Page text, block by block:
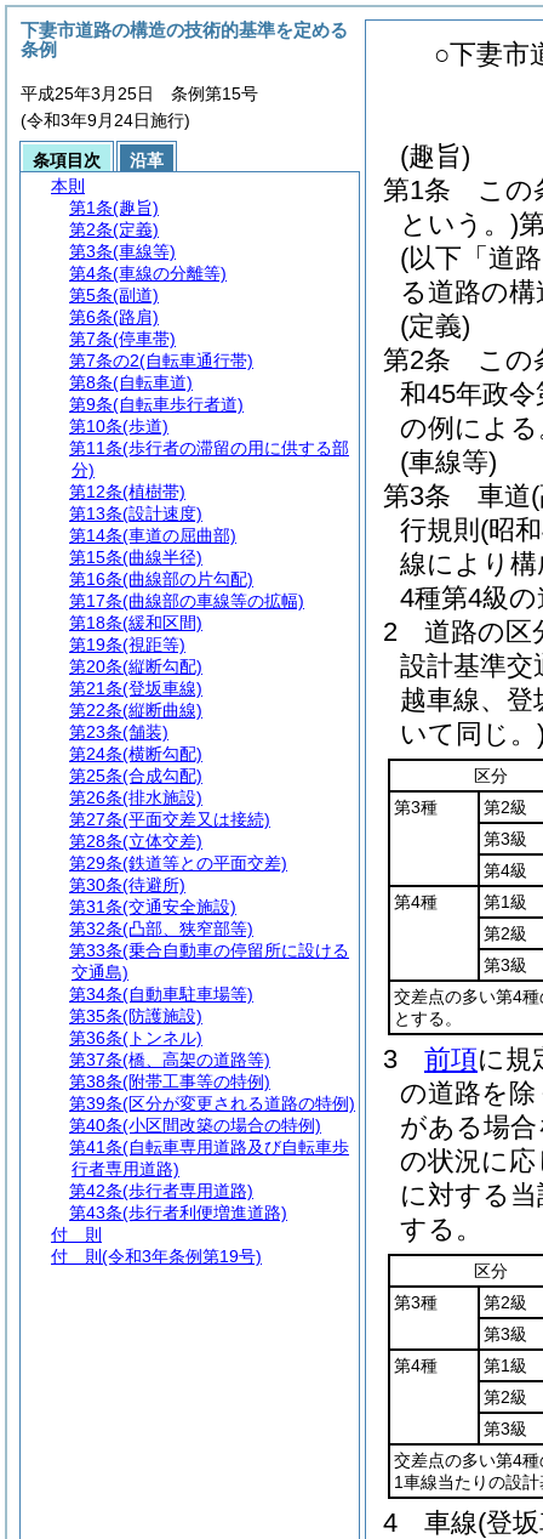
○下妻市
(趣旨)
第1条
この
という。)
(以下「道
る道路の
(定義)
第2条
この
和45年政
の例による
(車線等)
第3条
車道
行規則 (昭
線により
4種第4級
2
道路の区
設計基準
越車線、
いて同じ。
区分
第3種
第2級
第3級
第4級
第4種
第1級
第2級
第3級
交差点の多い第4
とする。
3 前項に規
の道路を除
がある場
の状況に応
に対する
する。
区分
第3種
第2級
第3級
第4種
第1級
第2級
第3級
交差点の多い第4
1車線当たりの設
4 車線(登
下妻市道路の構造の技術的基準を定める
条例
平成25年3月25日 条例第15号
(令和3年9月24日施行)
条項目次
沿革
本則
第1条(趣旨)
第2条(定義)
第3条(車線等)
第4条(車線の分離等)
第5条(副道)
第6条(路肩)
第7条(停車帯)
第7条の2(自転車通行帯)
第8条(自転車道)
第9条(自転車歩行者道)
第10条(歩道)
第11条(歩行者の滞留の用に供する部
分)
第12条(植樹帯)
第13条(設計速度)
第14条(車道の屈曲部)
第15条(曲線半径)
第16条(曲線部の片勾配)
第17条(曲線部の車線等の拡幅)
第18条(緩和区間)
第19条(視距等)
第20条(縦断勾配)
第21条(登坂車線)
第22条(縦断曲線)
第23条(舗装)
第24条(横断勾配)
第25条(合成勾配)
第26条(排水施設)
第27条(平面交差又は接続)
第28条(立体交差)
第29条(鉄道等との平面交差)
第30条(待避所)
第31条(交通安全施設)
第32条(凸部、狭窄部等)
第33条(乗合自動車の停留所に設ける
交通島)
第34条(自動車駐車場等)
第35条(防護施設)
第36条(トンネル)
第37条(橋、高架の道路等)
第38条(附帯工事等の特例)
第39条(区分が変更される道路の特例)
第40条(小区間改築の場合の特例)
第41条(自転車専用道路及び自転車歩
行者専用道路)
第42条(歩行者専用道路)
第43条(歩行者利便増進道路)
付 則
付 則 (令和3年条例第19号)